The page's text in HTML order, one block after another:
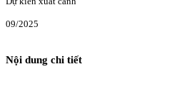
09/2025
Nội dung chi tiết